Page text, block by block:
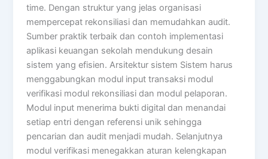
time. Dengan struktur yang jelas organisasi
mempercepat rekonsiliasi dan memudahkan audit.
Sumber praktik terbaik dan contoh implementasi
aplikasi keuangan sekolah mendukung desain
sistem yang efisien. Arsitektur sistem Sistem harus
menggabungkan modul input transaksi modul
verifikasi modul rekonsiliasi dan modul pelaporan.
Modul input menerima bukti digital dan menandai
setiap entri dengan referensi unik sehingga
pencarian dan audit menjadi mudah. Selanjutnya
modul verifikasi menegakkan aturan kelengkapan